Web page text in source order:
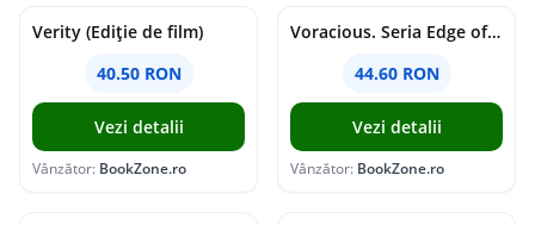
Verity (Ediție de film)
40.50 RON
Vezi detalii
Vânzător: BookZone.ro
Voracious. Seria Edge of Darkness Vol.2
44.60 RON
Vezi detalii
Vânzător: BookZone.ro